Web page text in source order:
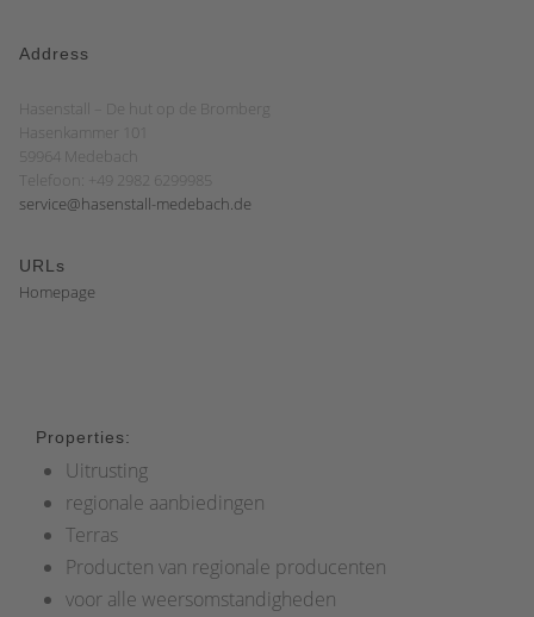
Address
Hasenstall – De hut op de Bromberg
Hasenkammer 101
59964 Medebach
Telefoon: +49 2982 6299985
service@hasenstall-medebach.de
URLs
Homepage
Properties:
Uitrusting
regionale aanbiedingen
Terras
Producten van regionale producenten
voor alle weersomstandigheden